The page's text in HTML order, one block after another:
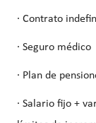
· Contrato
· Seguro médico
· Plan de
· Salario fijo +